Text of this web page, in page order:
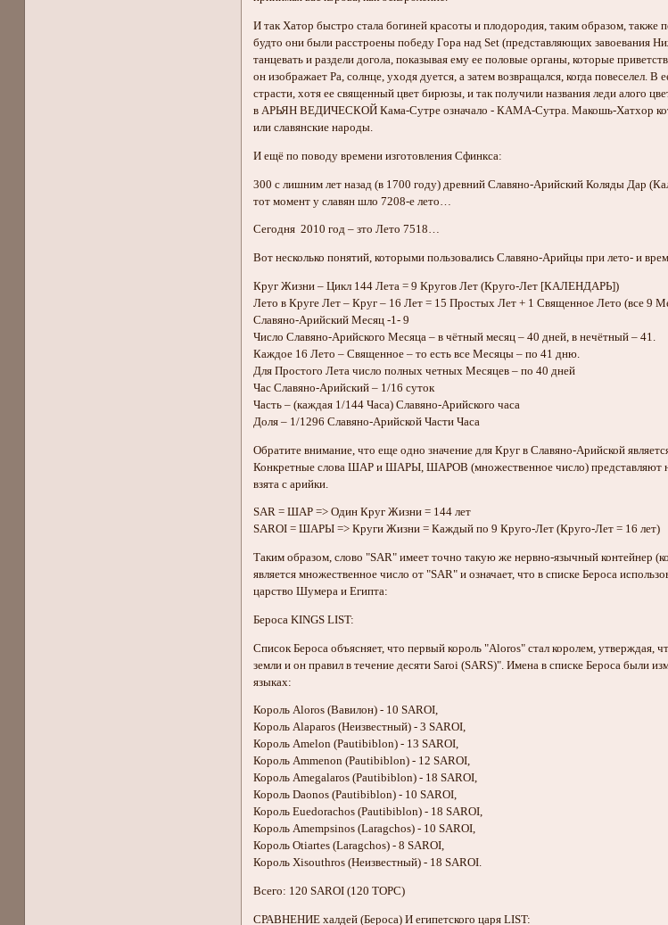
И так Хатор быстро стала богиней красоты и плодородия, таким образом, также
будто они были расстроены победу Гора над Set (представляющих завоевания
танцевать и раздели догола, показывая ему ее половые органы, которые
он изображает Ра, солнце, уходя дуется, а затем возвращался, когда
страсти, хотя ее священный цвет бирюзы, и так получили названия леди алого
в АРЬЯН ВЕДИЧЕСКОЙ Кама-Сутре означало - КАМА-Сутра. Макошь-Хатхор
или славянские народы.
И ещё по поводу времени изготовления Сфинкса:
300 с лишним лет назад (в 1700 году) древний Славяно-Арийский Коляды Дар
тот момент у славян шло 7208-е лето…
Сегодня 2010 год – зто Лето 7518…
Вот несколько понятий, которыми пользовались Славяно-Арийцы при лето- и
Круг Жизни – Цикл 144 Лета = 9 Кругов Лет (Круго-Лет [КАЛЕНДАРЬ])
Лето в Круге Лет – Круг – 16 Лет = 15 Простых Лет + 1 Священное Лето (все 9
Славяно-Арийский Месяц -1- 9
Число Славяно-Арийского Месяца – в чётный месяц – 40 дней, в нечётный – 41.
Каждое 16 Лето – Священное – то есть все Месяцы – по 41 дню.
Для Простого Лета число полных четных Месяцев – по 40 дней
Час Славяно-Арийский – 1/16 суток
Часть – (каждая 1/144 Часа) Славяно-Арийского часа
Доля – 1/1296 Славяно-Арийской Части Часа
Обратите внимание, что еще одно значение для Круг в Славяно-Арийской
Конкретные слова ШАР и ШАРЫ, ШАРОВ (множественное число) представляют
взята с арийки.
SAR = ШАР => Один Круг Жизни = 144 лет
SAROI = ШАРЫ => Круги Жизни = Каждый по 9 Круго-Лет (Круго-Лет = 16 лет)
Таким образом, слово "SAR" имеет точно такую ​​же нервно-язычный
является множественное число от "SAR" и означает, что в списке Бероса
царство Шумера и Египта:
Бероса KINGS LIST:
Список Бероса объясняет, что первый король "Aloros" стал королем,
земли и он правил в течение десяти Saroi (SARS)". Имена в списке Бероса были
языках:
Король Aloros (Вавилон) - 10 SAROI,
Король Alaparos (Неизвестный) - 3 SAROI,
Король Amelon (Pautibiblon) - 13 SAROI,
Король Ammenon (Pautibiblon) - 12 SAROI,
Король Amegalaros (Pautibiblon) - 18 SAROI,
Король Daonos (Pautibiblon) - 10 SAROI,
Король Euedorachos (Pautibiblon) - 18 SAROI,
Король Amempsinos (Laragchos) - 10 SAROI,
Король Otiartes (Laragchos) - 8 SAROI,
Король Xisouthros (Неизвестный) - 18 SAROI.
Всего: 120 SAROI (120 ТОРС)
СРАВНЕНИЕ халдей (Бероса) И египетского царя LIST: